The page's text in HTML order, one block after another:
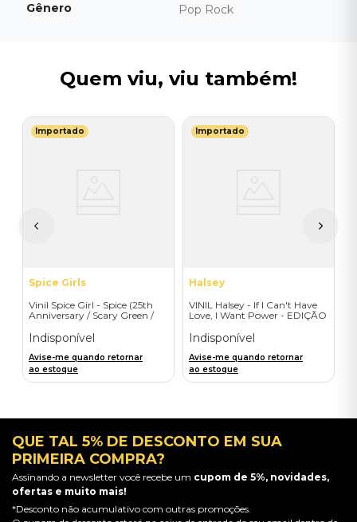
Gênero Pop Rock
Quem viu, viu também!
Importado
Spice Girls
Vinil Spice Girl - Spice (25th
Anniversary / Scary Green /
Indisponível
Avise-me quando retornar
ao estoque
Importado
Halsey
VINIL Halsey - If I Can't Have
Love, I Want Power - EDIÇÃO
TRANSPARENT ORANGE
Indisponível
Avise-me quando retornar
ao estoque
QUE TAL 5% DE DESCONTO EM SUA
PRIMEIRA COMPRA?
Assinando a newsletter você recebe um cupom de 5%, novidades,
ofertas e muito mais!
*Desconto não acumulativo com outras promoções.